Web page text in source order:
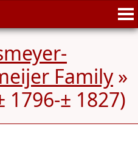
Family»
1796-± 1827)